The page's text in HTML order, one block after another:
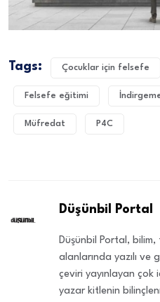
Tags: Çocuklar için felsefe
Felsefe eğitimi
Müfredat P4C
Düşünbil Portal
Düşünbil Portal,
alanlarında yazılı ve
çeviri yayınlayan çok
yazar kitlenin